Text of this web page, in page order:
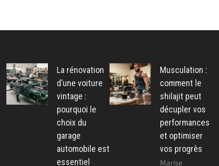
La rénovation
d’une voiture
vintage :
pourquoi le
choix du
garage
automobile est
essentiel
Musculation :
comment le
shilajit peut
décupler vos
performances
et optimiser
vos progrès
Marise